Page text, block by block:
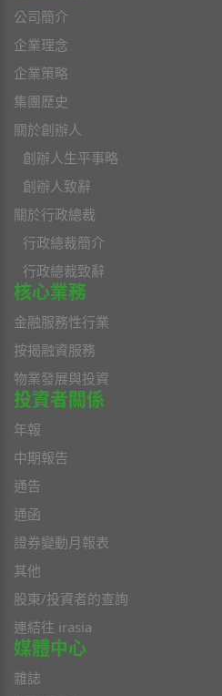
公司簡介
企業理念
企業策略
集團歷史
關於創辦人
創辦人生平事略
創辦人致辭
關於行政總裁
行政總裁簡介
行政總裁致辭
核心業務
金融服務性行業
按揭融資服務
物業發展與投資
投資者關係
年報
中期報告
通告
通函
證券變動月報表
其他
股東/投資者的查詢
連結往 irasia
媒體中心
雜誌